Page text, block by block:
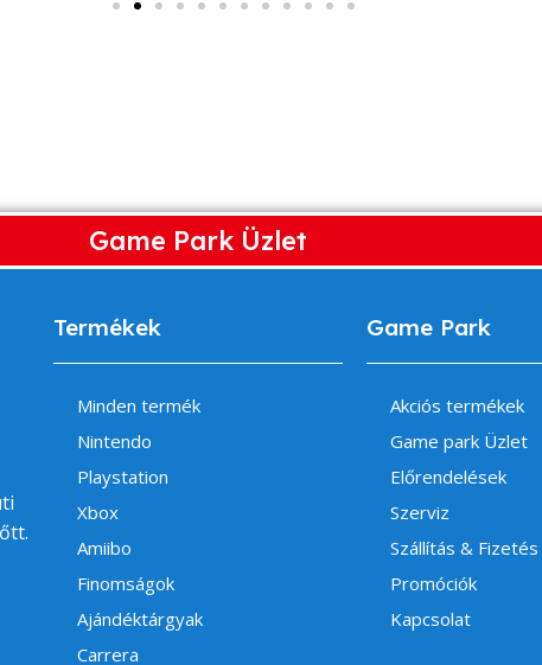
Game Park Üzlet
Termékek
Minden termék
Nintendo
Playstation
Xbox
Amiibo
Finomságok
Ajándéktárgyak
Carrera
Game Park
Akciós termékek
Game park Üzlet
Előrendelések
Szerviz
Szállítás & Fizetés
Promóciók
Kapcsolat